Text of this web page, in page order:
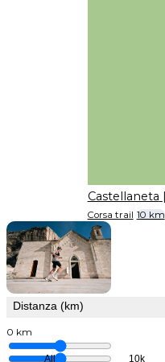
Castellaneta
Corsa trail 10 km
Distanza (km)
0 km
All 10k